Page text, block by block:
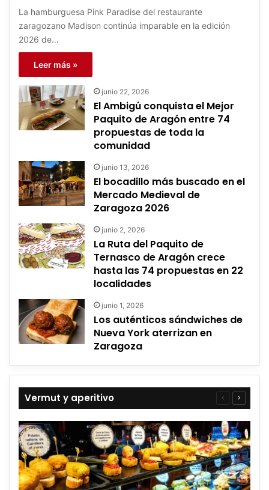
La hamburguesa Pink Paradise del restaurante
zaragozano Madison continúa imparable en la edición
2026 de…
Leer más »
junio 22, 2026
El Ambigú conquista el Mejor
Paquito de Aragón entre 74
propuestas de toda la
comunidad
junio 13, 2026
El bocadillo más buscado en el
Mercado Medieval de
Zaragoza 2026
junio 2, 2026
La Ruta del Paquito de
Ternasco de Aragón crece
hasta las 74 propuestas en 22
localidades
junio 1, 2026
Los auténticos sándwiches de
Nueva York aterrizan en
Zaragoza
Vermut y aperitivo
Página
anterior